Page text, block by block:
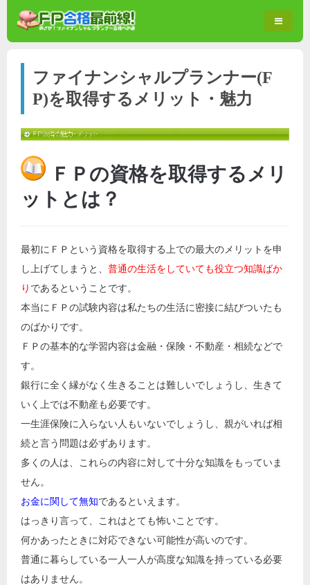
ファイナンシャルプランナー(F
P)を取得するメリット・魅力
ＦＰの資格を取得するメリ
ットとは？
最初にＦＰという資格を取得する上での最大のメリットを申
し上げてしまうと、 普通の生活をしていても役立つ知識ばか
り であるということです。
本当にＦＰの試験内容は私たちの生活に密接に結びついたも
のばかりです。
ＦＰの基本的な学習内容は金融・保険・不動産・相続などで
す。
銀行に全く縁がなく生きることは難しいでしょうし、生きて
いく上では不動産も必要です。
一生涯保険に入らない人もいないでしょうし、親がいれば相
続と言う問題は必ずあります。
多くの人は、これらの内容に対して十分な知識をもっていま
せん。
お金に関して無知であるといえます。
はっきり言って、これはとても怖いことです。
何かあったときに対応できない可能性が高いのです。
普通に暮らしている一人一人が高度な知識を持っている必要
はありません。